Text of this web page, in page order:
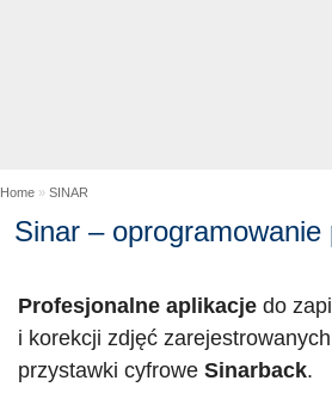
Home » SINAR
Sinar –
Profesjonalne aplikacje do
i korekcji zdjęć
przystawki cyfrowe Sinarback.